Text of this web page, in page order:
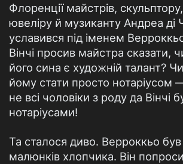
Флоренції майстрів,
ювеліру й музиканту Андpea ді
уславився під іменем
Вінчі просив майстра сказати,
його сина є художній талант?
йому стати просто
не всі чоловіки з роду да Вінчі
нотаріусами!
Та сталося диво. Верроккьо був
малюнків хлопчика. Він